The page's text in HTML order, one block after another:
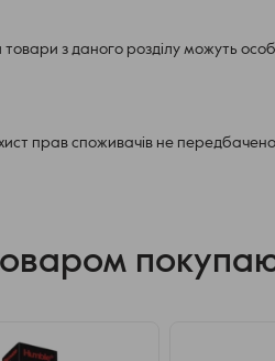
товари з даного розділу можуть
прав споживачів не